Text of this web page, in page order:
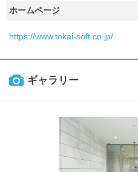
ホームページ
https://www.tokai-soft.co.jp/
ギャラリー